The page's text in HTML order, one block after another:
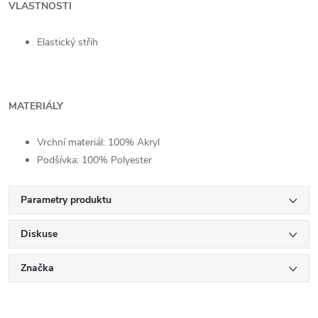
VLASTNOSTI
Elastický střih
MATERIÁLY
Vrchní materiál: 100% Akryl
Podšívka: 100% Polyester
Parametry produktu
Diskuse
Značka